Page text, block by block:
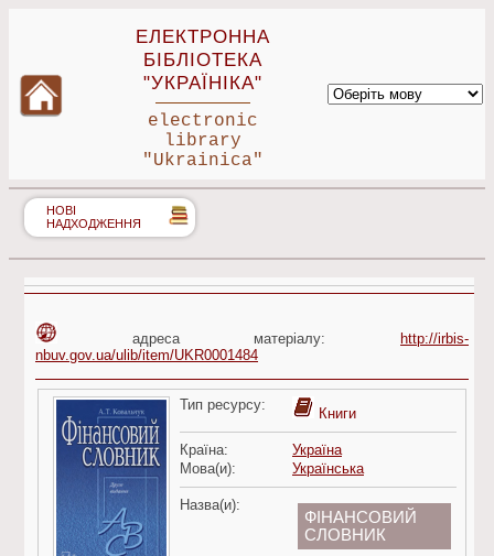
ЕЛЕКТРОННА
БІБЛІОТЕКА
"УКРАЇНІКА"
electronic
library
"Ukrainica"
НОВІ
НАДХОДЖЕННЯ
адреса матеріалу:
http://irbis-
nbuv.gov.ua/ulib/item/UKR0001484
Тип ресурсу:
Книги
Країна:
Україна
Мова(и):
Українська
Назва(и):
ФІНАНСОВИЙ
СЛОВНИК